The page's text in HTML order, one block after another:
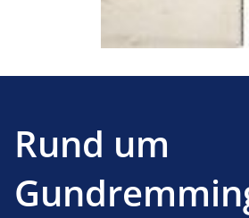
Rund um